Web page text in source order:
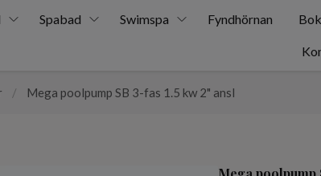
Spabad Swimspa Fyndhörnan
/ Mega poolpump SB 3-fas 1.5 kw 2" ansl